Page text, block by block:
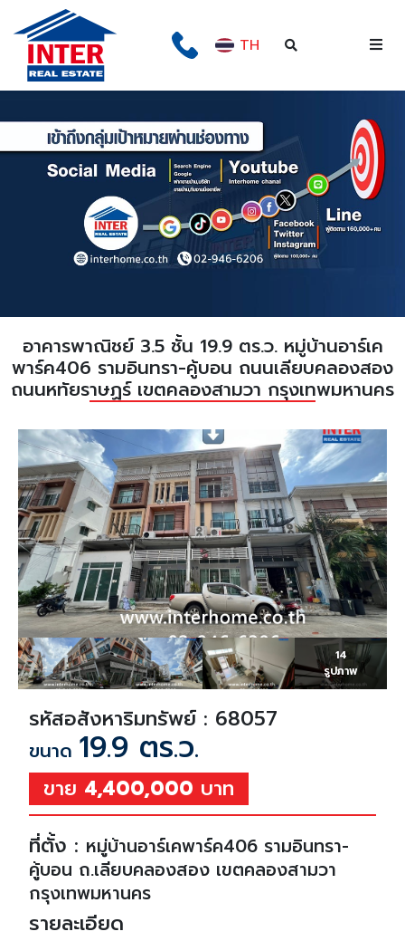
TH
อาคารพาณิชย์ 3.5 ชั้น 19.9 ตร.ว. หมู่บ้านอาร์เค
พาร์ค406 รามอินทรา-คู้บอน ถนนเลียบคลองสอง
ถนนหทัยราษฏร์ เขตคลองสามวา กรุงเทพมหานคร
14
รูปภาพ
รหัสอสังหาริมทรัพย์ : 68057
ขนาด 19.9 ตร.ว.
ขาย 4,400,000 บาท
ที่ตั้ง : หมู่บ้านอาร์เคพาร์ค406 รามอินทรา-
คู้บอน ถ.เลียบคลองสอง เขตคลองสามวา
กรุงเทพมหานคร
รายละเอียด